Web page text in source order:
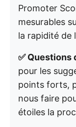
Promoter
mesurables
la rapidité de
✅
pour les
points forts,
nous faire
étoiles la